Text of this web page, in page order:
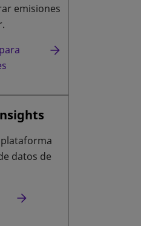
emisiones
plataforma
datos de
pestaña nueva